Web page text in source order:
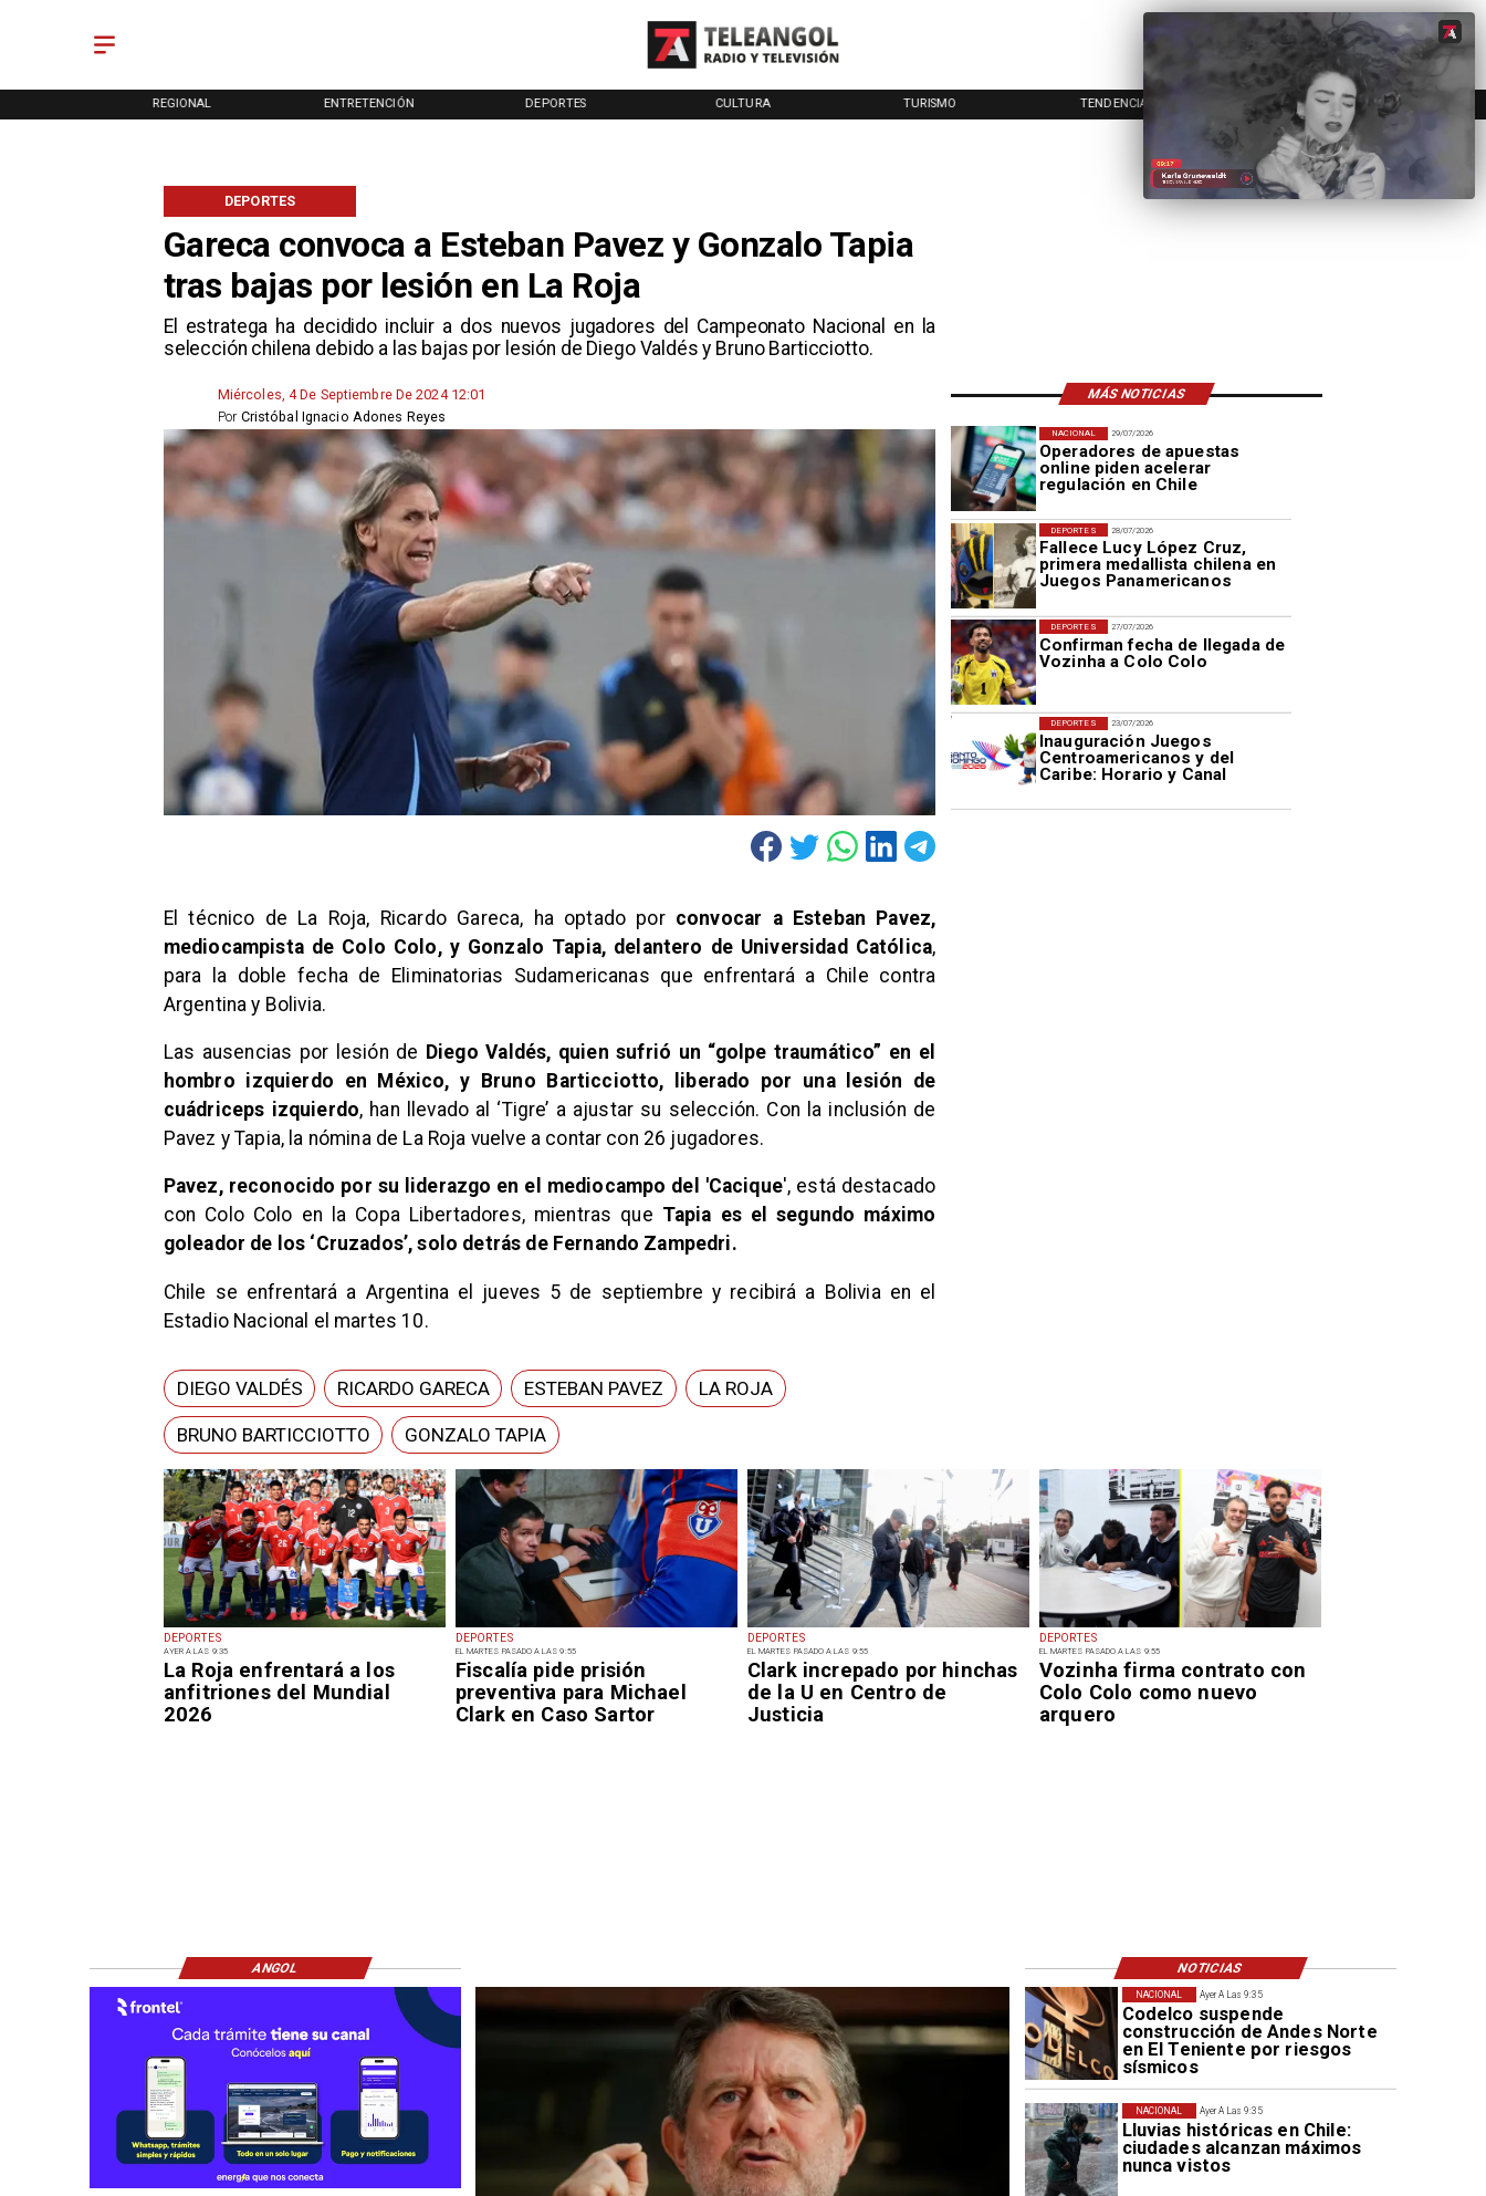
REGIONAL ENTRETENCIÓN DEPORTES CULTURA TURISMO TENDENCIAS EVENTOS
Gareca convoca a Esteban Pavez y Gonzalo Tapia
tras bajas por lesión en La Roja
El estratega ha decidido incluir a dos nuevos jugadores del Campeonato Nacional en la
selección chilena debido a las bajas por lesión de Diego Valdés y Bruno Barticciotto.
DEPORTES
MÁS NOTICIAS
Miércoles, 4 De Septiembre De 2024 12:01
Cristóbal Ignacio Adones Reyes
Por
DEPORTES
AYER A LAS 9:35
La Roja enfrentará a los
anfitriones del Mundial
2026
DEPORTES
EL MARTES PASADO A LAS 9:55
Fiscalía pide prisión
preventiva para Michael
Clark en Caso Sartor
DEPORTES
EL MARTES PASADO A LAS 9:55
Clark increpado por hinchas
de la U en Centro de
Justicia
DEPORTES
EL MARTES PASADO A LAS 9:55
Vozinha firma contrato con
Colo Colo como nuevo
arquero
29/07/2026
Operadores de apuestas
online piden acelerar
regulación en Chile
NACIONAL
28/07/2026
Fallece Lucy López Cruz,
primera medallista chilena en
Juegos Panamericanos
DEPORTES
27/07/2026
Confirman fecha de llegada de
Vozinha a Colo Colo
DEPORTES
23/07/2026
Inauguración Juegos
Centroamericanos y del
Caribe: Horario y Canal
DEPORTES
El técnico de La Roja, Ricardo Gareca, ha optado por convocar a Esteban Pavez,
mediocampista de Colo Colo, y Gonzalo Tapia, delantero de Universidad Católica,
para la doble fecha de Eliminatorias Sudamericanas que enfrentará a Chile contra
Argentina y Bolivia.
Las ausencias por lesión de Diego Valdés, quien sufrió un “golpe traumático” en el
hombro izquierdo en México, y Bruno Barticciotto, liberado por una lesión de
cuádriceps izquierdo, han llevado al ‘Tigre’ a ajustar su selección. Con la inclusión de
Pavez y Tapia, la nómina de La Roja vuelve a contar con 26 jugadores.
Pavez, reconocido por su liderazgo en el mediocampo del 'Cacique', está destacado
con Colo Colo en la Copa Libertadores, mientras que Tapia es el segundo máximo
goleador de los ‘Cruzados’, solo detrás de Fernando Zampedri.
Chile se enfrentará a Argentina el jueves 5 de septiembre y recibirá a Bolivia en el
Estadio Nacional el martes 10.
DIEGO VALDÉS RICARDO GARECA ESTEBAN PAVEZ LA ROJA
BRUNO BARTICCIOTTO GONZALO TAPIA
Ayer A Las 9:35
Codelco suspende
construcción de Andes Norte
en El Teniente por riesgos
sísmicos
NACIONAL
Ayer A Las 9:35
Lluvias históricas en Chile:
ciudades alcanzan máximos
nunca vistos
NACIONAL
ANGOL NOTICIAS